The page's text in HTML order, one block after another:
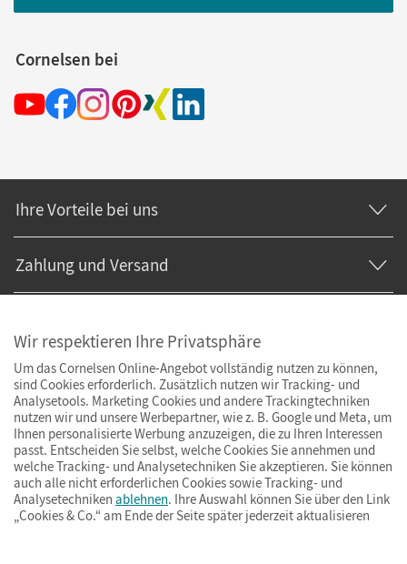
Cornelsen bei
Ihre Vorteile bei uns
Zahlung und Versand
ImpressumAGBDatenschutzBarrierefreiheitCookies & Co.
Wir respektieren Ihre Privatsphäre
Um das Cornelsen Online-Angebot vollständig nutzen zu können,
sind Cookies erforderlich. Zusätzlich nutzen wir Tracking- und
Analysetools. Marketing Cookies und andere Trackingtechniken
nutzen wir und unsere Werbepartner, wie z. B. Google und Meta, um
Ihnen personalisierte Werbung anzuzeigen, die zu Ihren Interessen
passt. Entscheiden Sie selbst, welche Cookies Sie annehmen und
welche Tracking- und Analysetechniken Sie akzeptieren. Sie können
auch alle nicht erforderlichen Cookies sowie Tracking- und
Analysetechniken ablehnen. Ihre Auswahl können Sie über den Link
„Cookies & Co.“ am Ende der Seite später jederzeit aktualisieren